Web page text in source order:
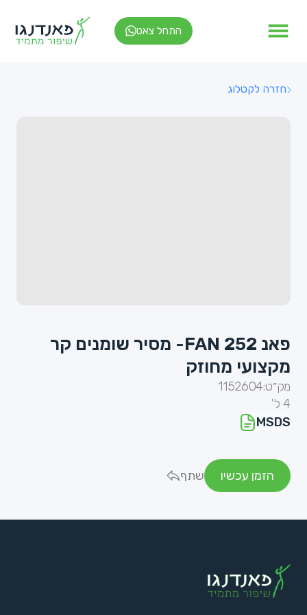
התחל צאט
חזרה לקטלוג
פאנ FAN 252- מסיר שומנים קר
מקצועי מחוזק
מק״ט:1152604
4 ל'
MSDS
הזמן עכשיו שתף